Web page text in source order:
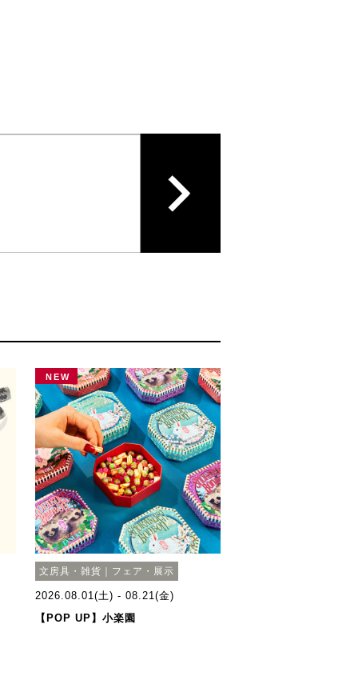
NEW
文房具・雑貨｜フェア・展示
2026.08.01(土) - 08.21(金)
【POP UP】小楽園